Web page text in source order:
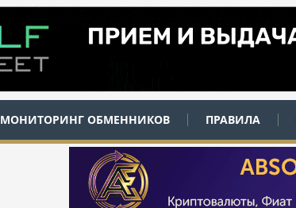
МОНИТОРИНГ ОБМЕННИКОВ ПРАВИЛА